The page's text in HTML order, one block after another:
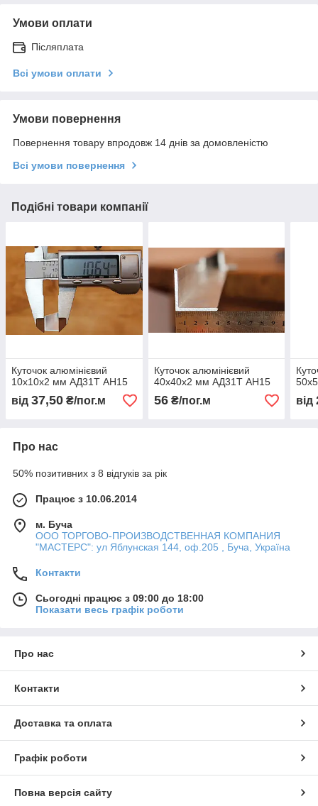
Умови оплати
Післяплата
Всі умови оплати
Умови повернення
Повернення товару впродовж 14 днів за домовленістю
Всі умови повернення
Подібні товари компанії
Куточок алюмінієвий
10х10х2 мм АД31Т АН15
від 37,50 ₴/пог.м
Куточок алюмінієвий
40х40х2 мм АД31Т АН15
56₴/пог.м від
Про нас
50% позитивних з 8 відгуків за рік
Працює з 10.06.2014
м. Буча
ООО ТОРГОВО-ПРОИЗВОДСТВЕННАЯ КОМПАНИЯ
"МАСТЕРС": ул Яблунская 144, оф.205 , Буча, Україна
Контакти
Сьогодні працює з 09:00 до 18:00
Показати весь графік роботи
Про нас
Контакти
Доставка та оплата
Графік роботи
Повна версія сайту